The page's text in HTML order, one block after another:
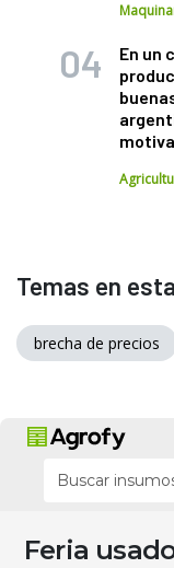
En un
Temas en
brecha de precios
Feria